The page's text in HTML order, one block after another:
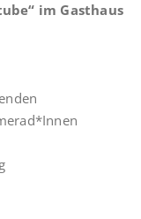
im Gasthaus